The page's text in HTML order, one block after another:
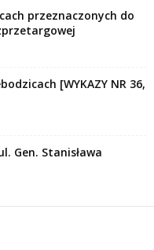
przeznaczonych do
[WYKAZY NR 36,
Gen. Stanisława